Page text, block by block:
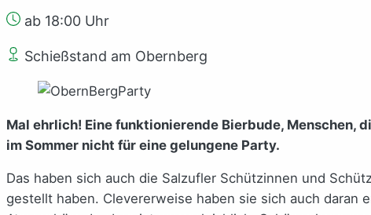
ab 18:00 Uhr
Schießstand am Obernberg
Mal ehrlich! Eine funktionierende Bierbude, Menschen,
im Sommer nicht für eine gelungene Party.
Das haben sich auch die Salzufler Schützinnen und
gestellt haben. Clevererweise haben sie sich auch